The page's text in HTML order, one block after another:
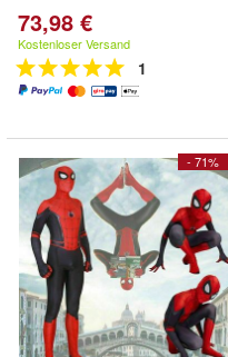
73,98 €
Kostenloser Versand
1
- 71%